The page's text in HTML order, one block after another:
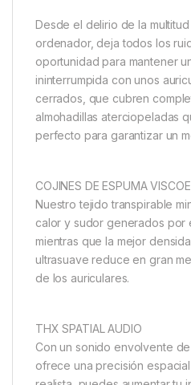
Desde el delirio de la
ordenador, deja todos los
oportunidad para mantener
ininterrumpida con unos
cerrados, que cubren
almohadillas aterciopeladas
perfecto para garantizar un
COJINES DE ESPUMA
Nuestro tejido transpirable
calor y sudor generados por
mientras que la mejor
ultrasuave reduce en gran
de los auriculares.
THX SPATIAL AUDIO
Con un sonido envolvente
ofrece una precisión